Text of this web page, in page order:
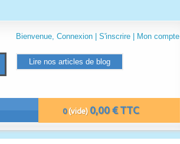
Bienvenue, Connexion | S'inscrire | Mon compte
0 (vide) 0,00 € TTC
Lire nos articles de blog